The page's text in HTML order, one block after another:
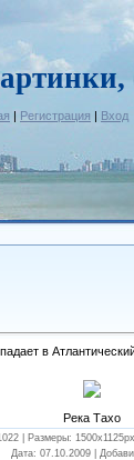
| Регистрация | Вход
в
Река Тахо
| Размеры:
Дата: 07.10.2009 |